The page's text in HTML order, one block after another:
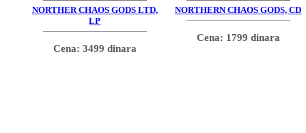
NORTHER CHAOS GODS LTD,
LP
Cena: 3499 dinara
NORTHERN CHAOS GODS, CD
Cena: 1799 dinara